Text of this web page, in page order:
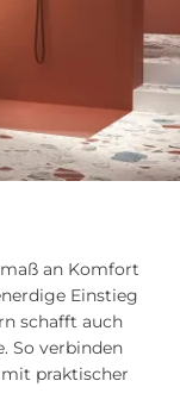
an Komfort
Einstieg
schafft auch
So verbinden
praktischer